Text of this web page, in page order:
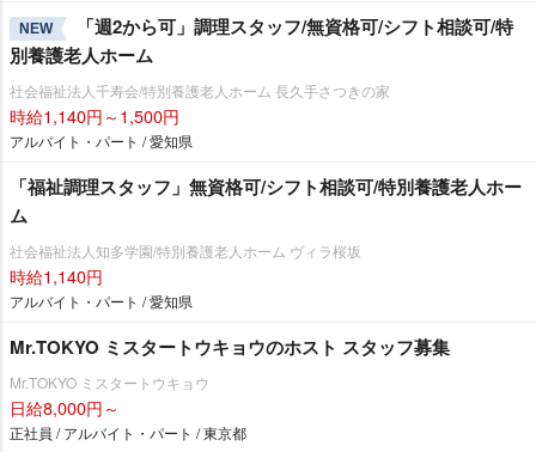
NEW
「週2から可」調理スタッフ/無資格可/シフト相談可/特
別養護老人ホーム
社会福祉法人千寿会/特別養護老人ホーム 長久手さつきの家
時給1,140円～1,500円
アルバイト・パート / 愛知県
「福祉調理スタッフ」無資格可/シフト相談可/特別養護老人ホー
ム
社会福祉法人知多学園/特別養護老人ホーム ヴィラ桜坂
時給1,140円
アルバイト・パート / 愛知県
Mr.TOKYO ミスタートウキョウのホスト スタッフ募集
Mr.TOKYO ミスタートウキョウ
日給8,000円～
正社員 / アルバイト・パート / 東京都